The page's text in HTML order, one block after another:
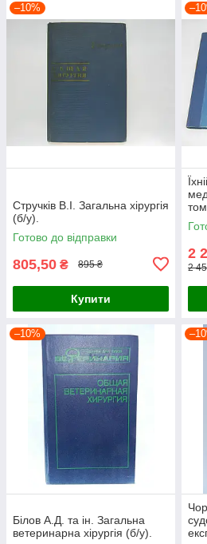
–10%
Стручків В.І. Загальна хірургія
(б/у).
Готово до відправки
805,50 ₴ 895 ₴
Купити
2
2
–10%
Білов А.Д. та ін. Загальна
ветеринарна хірургія (б/у).